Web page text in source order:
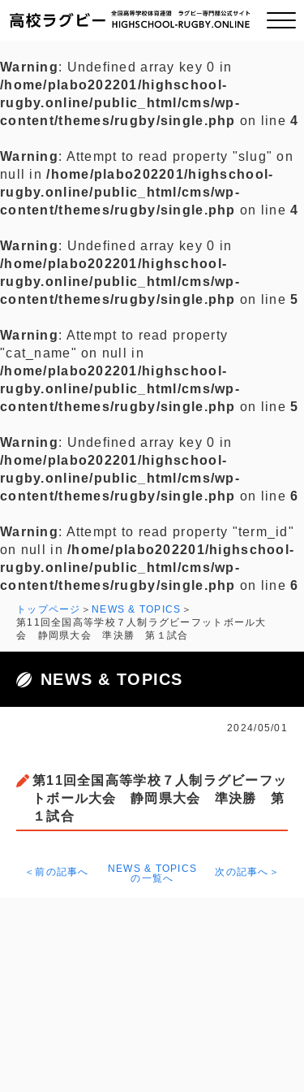
ご挨拶
全国チーム紹介
プライバシーポリシー
お問い合わせ
Warning: Undefined array key 0 in
/home/plabo202201/highschool-
rugby.online/public_html/cms/wp-
content/themes/rugby/single.php on line4
Warning: Attempt to read property "slug" on
null in/home/plabo202201/highschool-
rugby.online/public_html/cms/wp-
content/themes/rugby/single.php on line4
Warning: Undefined array key 0 in
/home/plabo202201/highschool-
rugby.online/public_html/cms/wp-
content/themes/rugby/single.php on line5
Warning: Attempt to read property
"cat_name" on null in
/home/plabo202201/highschool-
rugby.online/public_html/cms/wp-
content/themes/rugby/single.php on line5
Warning: Undefined array key 0 in
/home/plabo202201/highschool-
rugby.online/public_html/cms/wp-
content/themes/rugby/single.php on line6
Warning: Attempt to read property "term_id"
on null in/home/plabo202201/highschool-
rugby.online/public_html/cms/wp-
content/themes/rugby/single.php on line6
トップページ
NEWS & TOPICS
第11回全国高等学校７人制ラグビーフットボール大
会 静岡県大会 準決勝 第１試合
NEWS & TOPICS
2024/05/01
第11回全国高等学校７人制ラグビーフッ
トボール大会 静岡県大会 準決勝 第
１試合
＜前の記事へ
NEWS & TOPICS
の一覧へ
次の記事へ＞